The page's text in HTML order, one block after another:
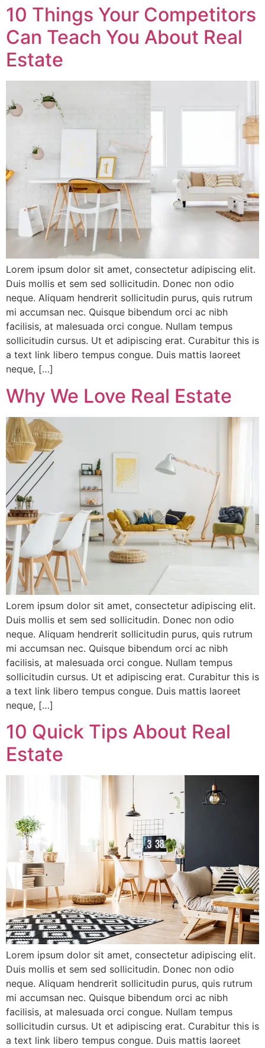
10 Things Your Competitors
Can Teach You About Real
Estate
Lorem ipsum dolor sit amet, consectetur adipiscing elit.
Duis mollis et sem sed sollicitudin. Donec non odio
neque. Aliquam hendrerit sollicitudin purus, quis rutrum
mi accumsan nec. Quisque bibendum orci ac nibh
facilisis, at malesuada orci congue. Nullam tempus
sollicitudin cursus. Ut et adipiscing erat. Curabitur this is
a text link libero tempus congue. Duis mattis laoreet
neque, […]
Why We Love Real Estate
Lorem ipsum dolor sit amet, consectetur adipiscing elit.
Duis mollis et sem sed sollicitudin. Donec non odio
neque. Aliquam hendrerit sollicitudin purus, quis rutrum
mi accumsan nec. Quisque bibendum orci ac nibh
facilisis, at malesuada orci congue. Nullam tempus
sollicitudin cursus. Ut et adipiscing erat. Curabitur this is
a text link libero tempus congue. Duis mattis laoreet
neque, […]
10 Quick Tips About Real
Estate
Lorem ipsum dolor sit amet, consectetur adipiscing elit.
Duis mollis et sem sed sollicitudin. Donec non odio
neque. Aliquam hendrerit sollicitudin purus, quis rutrum
mi accumsan nec. Quisque bibendum orci ac nibh
facilisis, at malesuada orci congue. Nullam tempus
sollicitudin cursus. Ut et adipiscing erat. Curabitur this is
a text link libero tempus congue. Duis mattis laoreet